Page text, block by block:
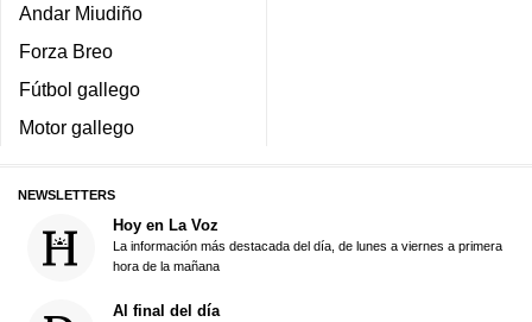
Andar Miudiño
Forza Breo
Fútbol gallego
Motor gallego
NEWSLETTERS
Hoy en La Voz
La información más destacada del día, de lunes a viernes a primera
hora de la mañana
Al final del día